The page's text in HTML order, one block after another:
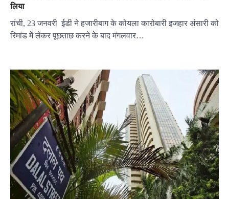
लिया
रांची, 23 जनवरी ईडी ने हजारीबाग के कोयला कारोबारी इजहार अंसारी को
रिमांड में लेकर पूछताछ करने के बाद मंगलवार…